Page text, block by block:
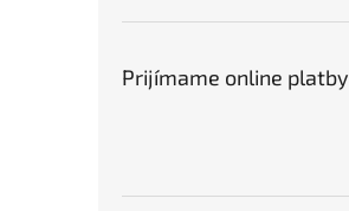
Prijímame online platby